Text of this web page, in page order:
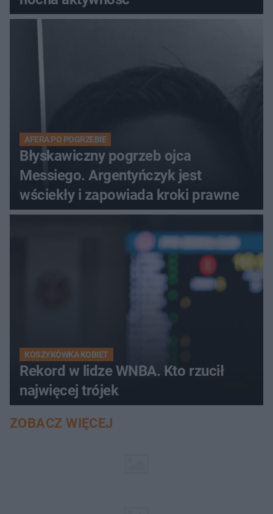
AFERA PO POGRZEBIE
Błyskawiczny pogrzeb ojca
Messiego. Argentyńczyk jest
wściekły i zapowiada kroki prawne
KOSZYKÓWKA KOBIET
Rekord w lidze WNBA. Kto rzucił
najwięcej trójek
ZOBACZ WIĘCEJ